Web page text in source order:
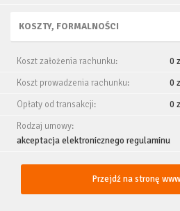
KOSZTY, FORMALNOŚCI
Koszt założenia rachunku:
0
Koszt prowadzenia rachunku:
0
Opłaty od transakcji:
0
Rodzaj umowy:
akceptacja elektronicznego regulaminu
Przejdź na stronę